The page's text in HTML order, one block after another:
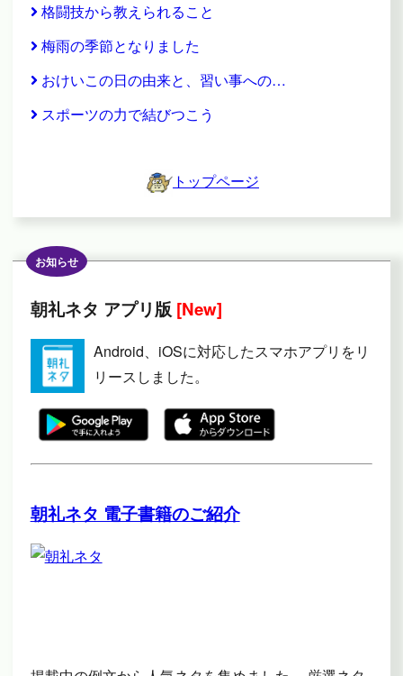
格闘技から教えられること
梅雨の季節となりました
おけいこの日の由来と、習い事への…
スポーツの力で結びつこう
トップページ
お知らせ
朝礼ネタ アプリ版 [New]
Android、iOSに対応したスマホアプリをリ
リースしました。
朝礼ネタ 電子書籍のご紹介